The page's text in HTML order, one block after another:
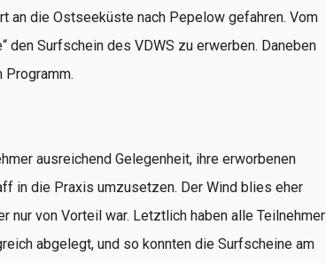
an die Ostseeküste nach Pepelow gefahren. Vom
den Surfschein des VDWS zu erwerben. Daneben
Programm.
ausreichend Gelegenheit, ihre erworbenen
in die Praxis umzusetzen. Der Wind blies eher
nur von Vorteil war. Letztlich haben alle Teilnehmer
abgelegt, und so konnten die Surfscheine am